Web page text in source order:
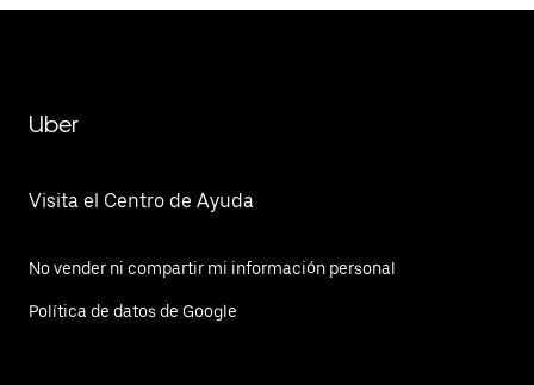
Uber
Visita el Centro de Ayuda
No vender ni compartir mi información personal
Política de datos de Google